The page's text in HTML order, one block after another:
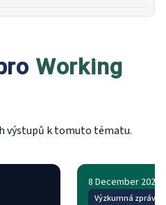
jistoty a podporu
Working
výstupů k tomuto tématu.
8 December 2022
Výzkumná zpráva